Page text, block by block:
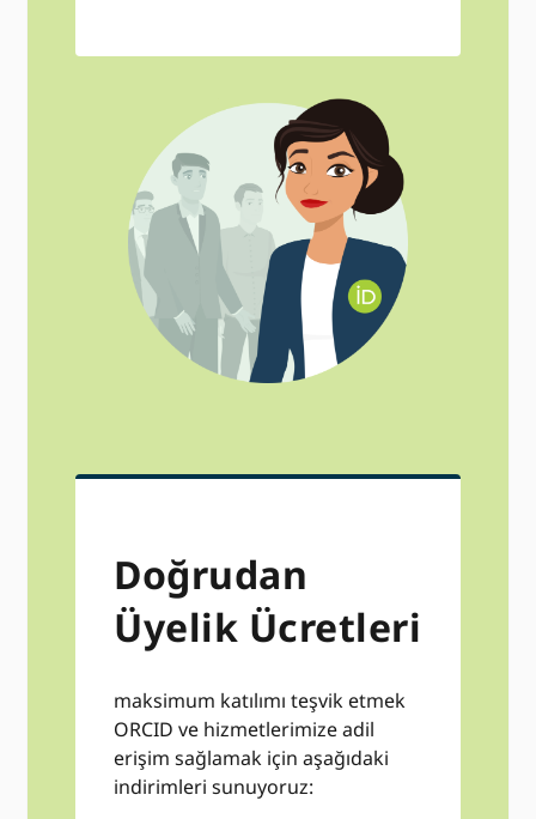
Doğrudan
Üyelik Ücretleri
maksimum katılımı teşvik etmek
ORCID ve hizmetlerimize adil
erişim sağlamak için aşağıdaki
indirimleri sunuyoruz: